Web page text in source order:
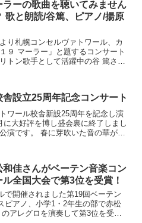
ラーの歌曲を聴いてみません
歌と朗読/谷篤、ピアノ/揚原
り札幌コンセルヴァトワール、カ
９ マーラー」と題するコンサート
トン歌手として活躍中の谷 篤さ
舎設立25周年記念コンサート
ワール校舎新設25周年を記念し演
大好評を博し盛会裏に終了しまし
演です。 春に芽吹いた音の華が、
和佳さんがベーテン音楽コン
ル全国大会で第3位を受賞！
で開催されました第19回ベーテン
ピアノ、小学1・2年生の部で赤松
アレグロを演奏して第3位を受賞